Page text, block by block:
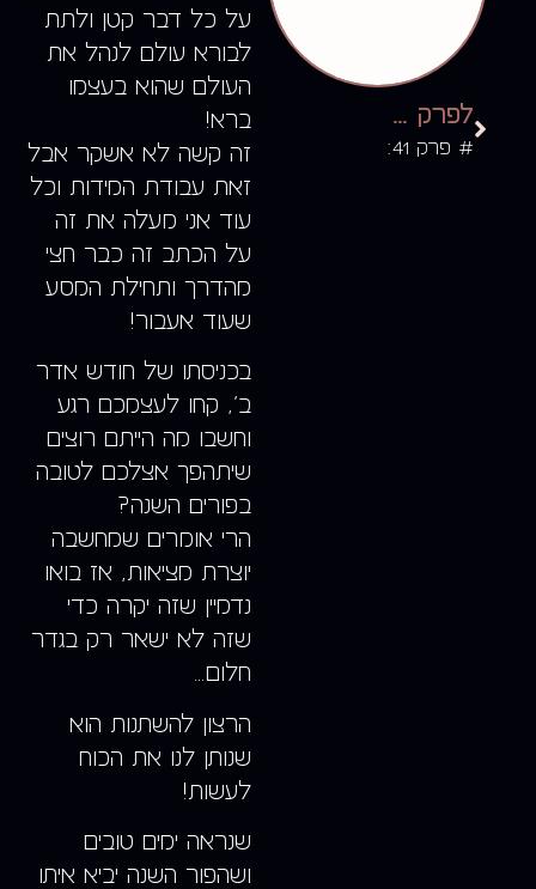
על כל דבר קטן ולתת
לבורא עולם לנהל את
העולם שהוא בעצמו
ברא!
זה קשה לא אשקר אבל
זאת עבודת המידות וכל
עוד אני מעלה את זה
על הכתב זה כבר חצי
מהדרך ותחילת המסע
שעוד אעבור!
בכניסתו של חודש אדר
ב’, קחו לעצמכם רגע
וחשבו מה הייתם רוצים
שיתהפך אצלכם לטובה
בפורים השנה?
הרי אומרים שמחשבה
יוצרת מציאות, אז בואו
נדמיין שזה יקרה כדי
שזה לא ישאר רק בגדר
חלום…
הרצון להשתנות הוא
שנותן לנו את הכוח
לעשות!
שנראה ימים טובים
ושהפור השנה יביא איתו
לפרק הקודם
# פרק 41: